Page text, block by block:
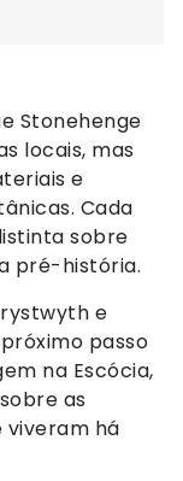
Stonehenge
locais, mas
e
Cada
sobre
pré-história.
e
passo
na Escócia,
as
viveram há